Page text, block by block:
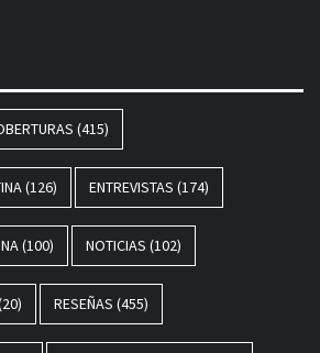
(415)
(126) ENTREVISTAS (174)
(100) NOTICIAS (102)
RESEÑAS (455)